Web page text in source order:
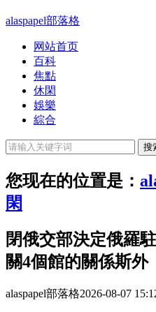
alaspapel部落格
网站首页
百科
焦點
休閑
娛樂
綜合
您现在的位置是：
閑
閉俄交部決定俄羅
關4個館的關係斯外
alaspapel部落格2026-08-07